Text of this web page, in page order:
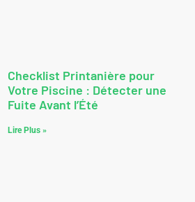
Checklist Printanière pour
Votre Piscine : Détecter une
Fuite Avant l’Été
Lire Plus »